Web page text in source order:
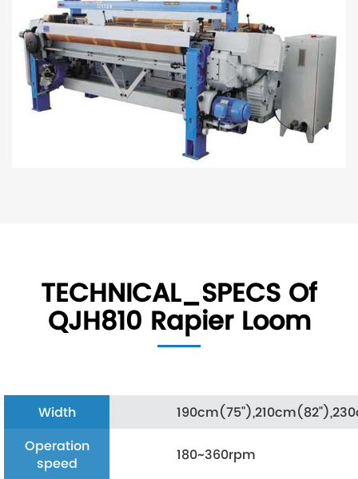
TECHNICAL_SPECS Of
QJH810 Rapier Loom
Width
Operation
speed
180~360rpm